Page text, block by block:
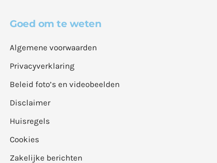
Goed om te weten
Algemene voorwaarden
Privacyverklaring
Beleid foto’s en videobeelden
Disclaimer
Huisregels
Cookies
Zakelijke berichten